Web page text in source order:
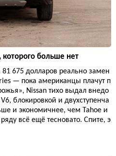
которого больше нет
81 675 долларов реально замен
— пока американцы плачут п
Nissan тихо выдал внедо
блокировкой и двухступенча
и экономичнее, чем Tahoe и
всё ещё тесновато. Спите, э